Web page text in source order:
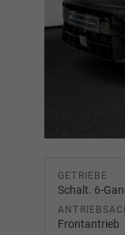
GETRIEBE
Schalt. 6-
Frontantrieb